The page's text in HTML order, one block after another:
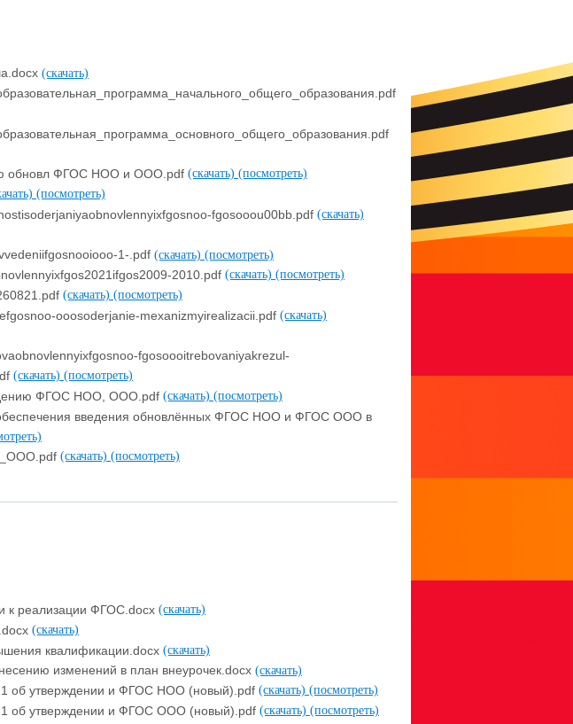
(скачать)
обновл ФГОС НОО и ООО.pdf (скачать) (посмотреть)
(посмотреть)
fgosooou00bb.pdf (скачать)
1-.pdf (скачать) (посмотреть)
2010.pdf (скачать) (посмотреть)
(скачать) (посмотреть)
ooosoderjanie-mexanizmyirealizacii.pdf (скачать)
fgosoooitrebovaniyakrezul-
(скачать) (посмотреть)
ФГОС НОО, ООО.pdf (скачать) (посмотреть)
обеспечения введения обновлённых ФГОС НОО и ФГОС ООО в
(скачать) (посмотреть)
к реализации ФГОС.docx (скачать)
(скачать)
квалификации.docx (скачать)
изменений в план внеурочек.docx (скачать)
об утверждении и ФГОС НОО (новый).pdf (скачать) (посмотреть)
об утверждении и ФГОС ООО (новый).pdf (скачать) (посмотреть)